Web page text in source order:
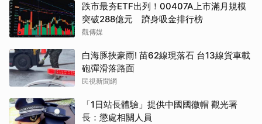
跌市最夯ETF出列！00407A上市滿月規模
突破288億元 躋身吸金排行榜
觀傳媒
白海豚挾豪雨! 苗62線現落石 台13線貨車載
砲彈滑落路面
民視新聞網
「1日站長體驗」提供中國國徽帽 觀光署
長：懲處相關人員